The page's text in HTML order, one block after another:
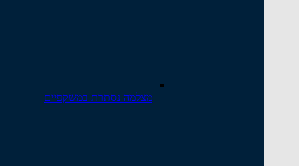
מצלמה נסתרת במשקפיים